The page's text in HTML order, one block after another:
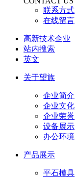
联系方式
在线留言
高新技术企业
站内搜索
英文
关于望族
企业简介
企业文化
企业荣誉
设备展示
办公环境
产品展示
平石模具